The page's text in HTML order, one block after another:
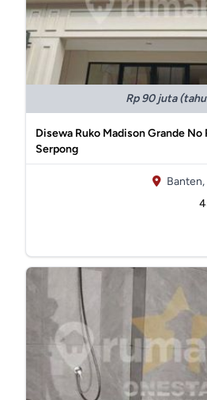
Rp 90 juta
Disewa Ruko Madison Grande No
Serpong
Banten,